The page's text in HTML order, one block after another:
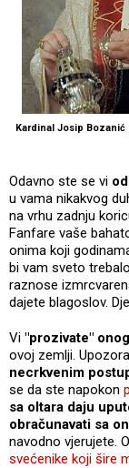
Kardinal Josip
Odavno ste se vi
u vama nikakvog
na vrhu zadnju
Fanfare vaše
onima koji
bi vam sveto
raznose
dajete blagoslov.
Vi "prozivate"
ovoj zemlji.
necrkvenim
se da ste napokon
sa oltara daju
obračunavati sa
navodno vjerujete.
svećenike koji šire